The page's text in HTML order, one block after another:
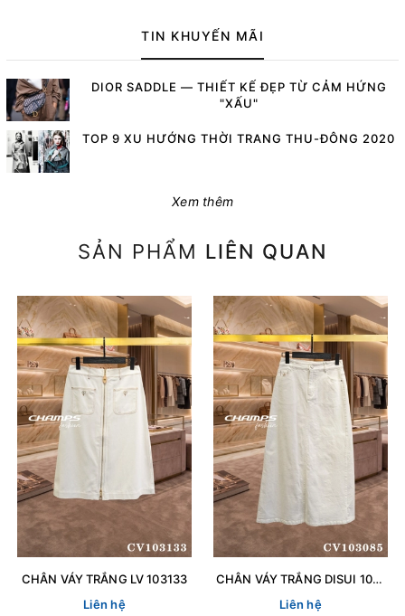
TIN KHUYẾN MÃI
DIOR SADDLE — THIẾT KẾ ĐẸP TỪ CẢM HỨNG
"XẤU"
TOP 9 XU HƯỚNG THỜI TRANG THU-ĐÔNG 2020
Xem thêm
SẢN PHẨM LIÊN QUAN
CHÂN VÁY TRẮNG LV 103133
Liên hệ
CHÂN VÁY TRẮNG DISUI 103085
Liên hệ